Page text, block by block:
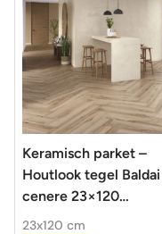
Keramisch parket –
Houtlook tegel Baldai
cenere 23×120
gerectificeerd
23x120 cm